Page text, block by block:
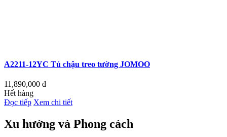
A2211-12YC Tủ chậu treo tường JOMOO
11,890,000 đ
Hết hàng
Đọc tiếp Xem chi tiết
Xu hướng và Phong cách